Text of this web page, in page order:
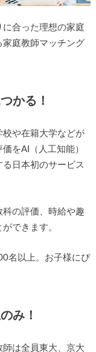
に合った理想の家庭
庭教師マッチング
かる！
や在籍大学などが
をAI（人工知能）
日本初のサービス
の評価、時給や趣
できます。
名以上。お子様にぴ
み！
は全員東大、京大